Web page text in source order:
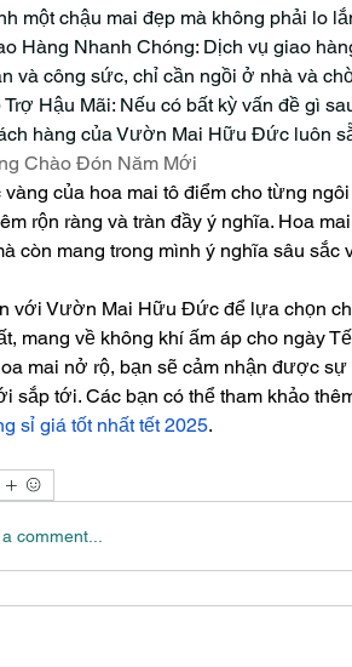
một chậu mai đẹp mà không phải lo
Hàng Nhanh Chóng: Dịch vụ giao
và công sức, chỉ cần ngồi ở nhà và
Trợ Hậu Mãi: Nếu có bất kỳ vấn đề gì
hàng của Vườn Mai Hữu Đức luôn
Chào Đón Năm Mới
vàng của hoa mai tô điểm cho từng
rộn ràng và tràn đầy ý nghĩa. Hoa
còn mang trong mình ý nghĩa sâu sắc
với Vườn Mai Hữu Đức để lựa chọn
mang về không khí ấm áp cho ngày
mai nở rộ, bạn sẽ cảm nhận được
sắp tới. Các bạn có thể tham khảo
sỉ giá tốt nhất tết 2025.
comment...